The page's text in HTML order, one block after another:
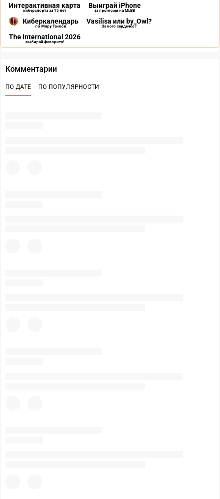
Интерактивная карта
киберспорта за 15 лет
Выиграй iPhone
за прогнозы на MLBB
Киберкалендарь
по Миру Танков
Vasilisa или by_Owl?
За кого сердечко?
The International 2026
выбирай фаворита!
Комментарии
ПО ДАТЕ ПО ПОПУЛЯРНОСТИ